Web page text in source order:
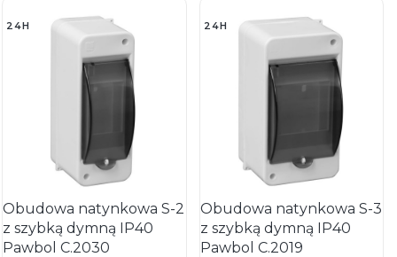
24H
Obudowa natynkowa S-2
z szybką dymną IP40
Pawbol C.2030
24H
Obudowa natynkowa S-3
z szybką dymną IP40
Pawbol C.2019